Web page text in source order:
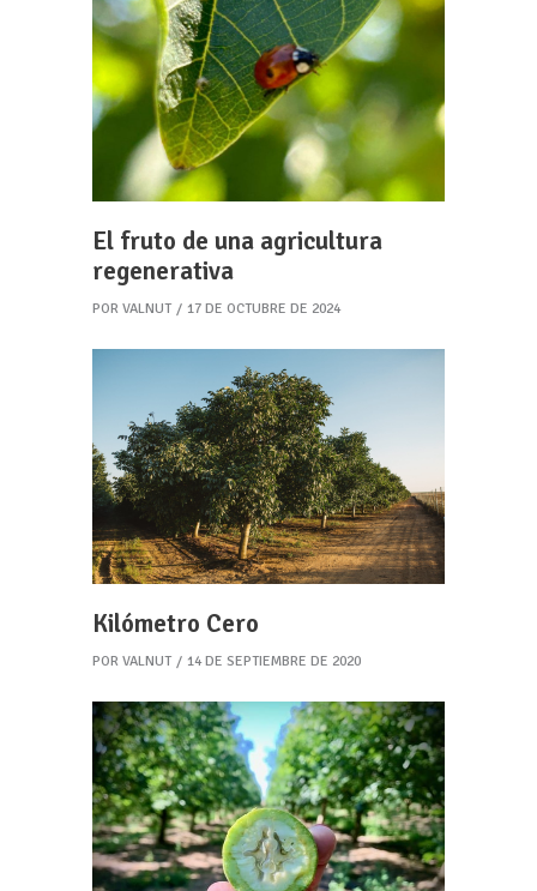
El fruto de una agricultura
regenerativa
POR VALNUT 17 DE OCTUBRE DE 2024
Kilómetro Cero
POR VALNUT 14 DE SEPTIEMBRE DE 2020